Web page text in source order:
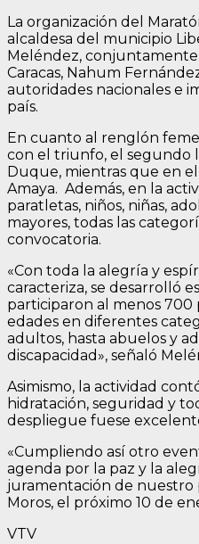
La organización del
alcaldesa del municipio
Meléndez,
Caracas, Nahum
autoridades nacionales e
país.
En cuanto al renglón
con el triunfo, el segundo
Duque, mientras que en
Amaya. Además, en la
paratletas, niños, niñas,
mayores, todas las
convocatoria.
«Con toda la alegría y
caracteriza, se desarrolló
participaron al menos 700
edades en diferentes
adultos, hasta abuelos y
discapacidad», señaló
Asimismo, la actividad
hidratación, seguridad y
despliegue fuese
«Cumpliendo así otro
agenda por la paz y la
juramentación de nuestro
Moros, el próximo 10 de
VTV